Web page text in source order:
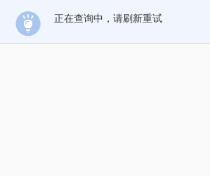
正在查询中，请刷新重试